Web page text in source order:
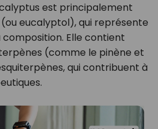
est principalement
eucalyptol), qui représente
composition. Elle contient
(comme le pinène et
qui contribuent à